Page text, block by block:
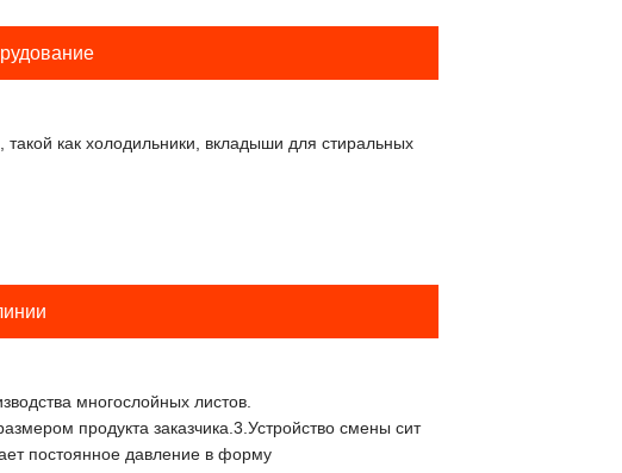
как холодильники, вкладыши для стиральных
многослойных листов.
продукта заказчика.3.Устройство смены сит
постоянное давление в форму